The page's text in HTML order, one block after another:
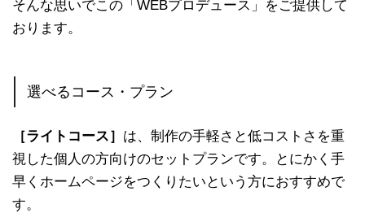
そんな思いでこの「WEBプロデュース」をご提供して
おります。
選べるコース・プラン
［ライトコース］ は、制作の手軽さと低コストさを重
視した個人の方向けのセットプランです。とにかく手
早くホームページをつくりたいという方におすすめで
す。